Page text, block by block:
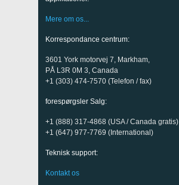
Mere om os...
Korrespondance centrum:
3601 York motorvej 7, Markham,
PÅ L3R 0M 3, Canada
+1 (303) 474-7570 (Telefon / fax)
forespørgsler Salg:
+1 (888) 317-4868 (USA / Canada gratis)
+1 (647) 977-7769 (International)
Teknisk support:
Kontakt os